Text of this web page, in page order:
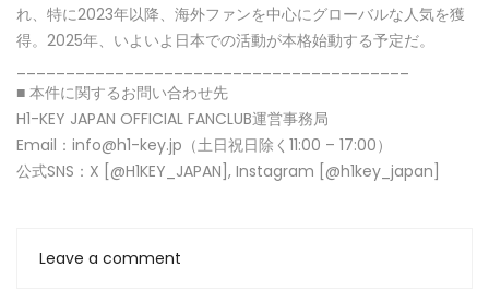
れ、特に2023年以降、海外ファンを中心にグローバルな人気を獲
得。2025年、いよいよ日本での活動が本格始動する予定だ。
■ 本件に関するお問い合わせ先
H1-KEY JAPAN OFFICIAL FANCLUB運営事務局
Email：info@h1-key.jp（土日祝日除く11:00 – 17:00）
公式SNS：X [@H1KEY_JAPAN], Instagram [@h1key_japan]
Leave a comment